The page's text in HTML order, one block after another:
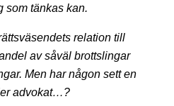
som tänkas kan.
relation till
av såväl brottslingar
Men har någon sett en
advokat…?